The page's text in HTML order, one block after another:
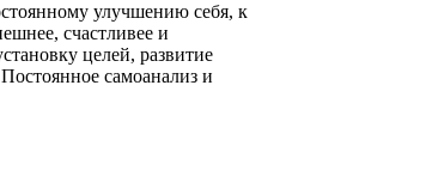
улучшению себя, к
счастливее и
целей, развитие
самоанализ и